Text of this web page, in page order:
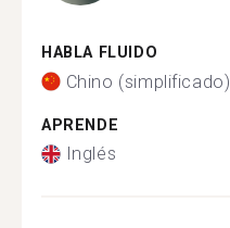
HABLA FLUIDO
Chino (simplificado)
APRENDE
Inglés